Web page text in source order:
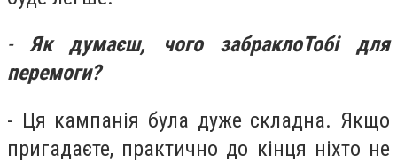
- Як думаєш, чого забраклоТобі для
перемоги?
- Ця кампанія була дуже складна. Якщо
пригадаєте, практично до кінця ніхто не